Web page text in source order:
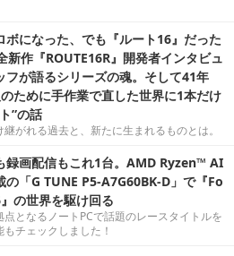
ボになった、でも『ルート16』だった
作『ROUTE16R』開発者インタビュ
フが語るシリーズの魂。そして41年
ために手作業で直した世界に1本だけ
”の話
がれる過去と、新たに生まれるものとは。
録画配信もこれ1台。AMD Ryzen™ AI
の「G TUNE P5-A7G60BK-D」で『Fo
の世界を駆け回る
となるノートPCで話題のレースタイトルを
チェックしました！